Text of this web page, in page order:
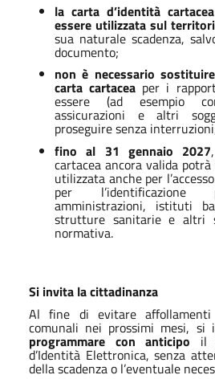
la carta d’identità
essere utilizzata sul
sua naturale scadenza,
documento;
non è necessario
carta cartacea per i
essere (ad esempio
assicurazioni e altri
proseguire senza
fino al 31 gennaio 2027
cartacea ancora valida
utilizzata anche per
per l’identificazione
amministrazioni, istituti
strutture sanitarie e altri
normativa.
Si invita la cittadinanza
Al fine di evitare
comunali nei prossimi mesi,
programmare con anticipo il
d’Identità Elettronica, senza
della scadenza o l’eventuale